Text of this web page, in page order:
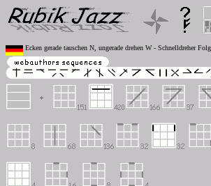
Ecken gerade tauschen N, ungerade drehen W - Schnelldreher